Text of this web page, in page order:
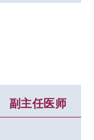
副主任医师